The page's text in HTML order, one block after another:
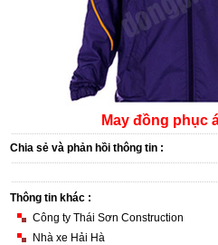
May đồng phục
Chia sẻ và phản hồi thông tin :
Thông tin khác :
Công ty Thái Sơn Construction
Nhà xe Hải Hà